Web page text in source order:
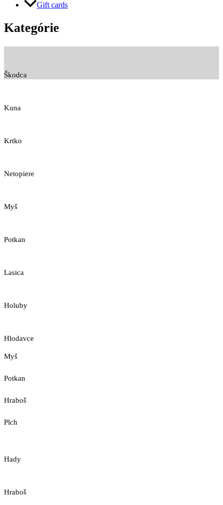
Gift cards
Kategórie
Škodca
Kuna
Krtko
Netopiere
Myš
Potkan
Lasica
Holuby
Hlodavce
Myš
Potkan
Hraboš
Plch
Hady
Hraboš